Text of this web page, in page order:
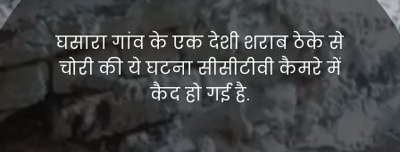
घसारा गांव के एक देशी शराब ठेके से
चोरी की ये घटना सीसीटीवी कैमरे में
कैद हो गई है.